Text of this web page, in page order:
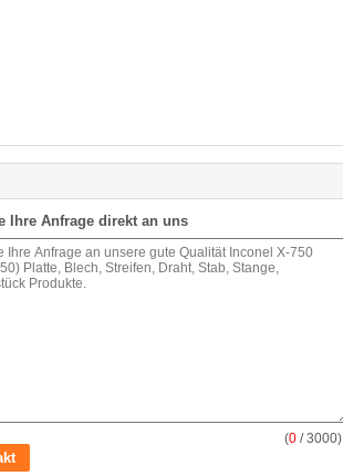
Ihre Anfrage direkt an uns
(0 / 3000)